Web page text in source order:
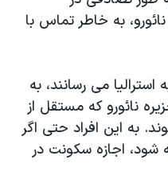
به خاطر تماس با
می رسانند، به
نائورو که مستقل از
به این افراد حتی اگر
شود، اجازه سکونت در